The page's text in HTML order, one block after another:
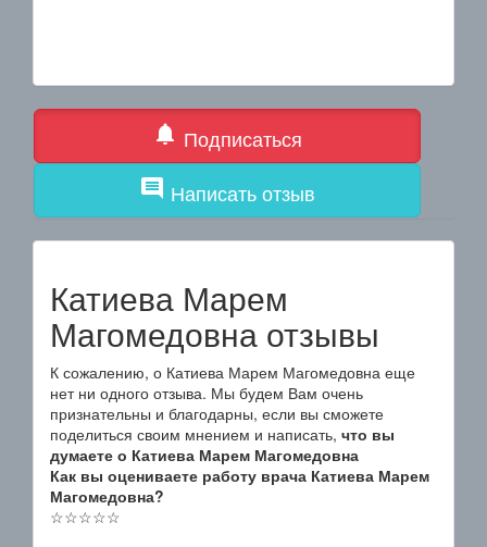
notifications Подписаться
comment Написать отзыв
Катиева Марем
Магомедовна отзывы
К сожалению, о Катиева Марем Магомедовна еще
нет ни одного отзыва. Мы будем Вам очень
признательны и благодарны, если вы сможете
поделиться своим мнением и написать, что вы
думаете о Катиева Марем Магомедовна
Как вы оцениваете работу врача Катиева Марем
Магомедовна?
☆☆☆☆☆